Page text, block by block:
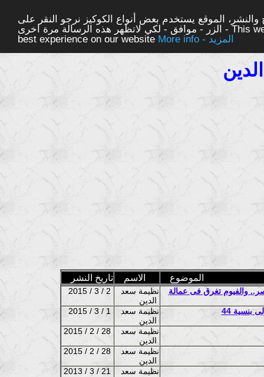
الموقع يستخدم بعض أنواع الكوكيز نرجو النقر على
الزر - موافق - لكي لاتظهر هذه الرسالة مرة اخرى - This website uses cookies to ensure you get the
best experience on our website
More info - المزيد
تاريخ النشر الاسم الموضوع
2015 / 3 / 2
نظيمة سعد
والفيوم تغرق فى عمالة
2015 / 3 / 1
نظيمة سعد
2015 / 2 / 28
نظيمة سعد
2015 / 2 / 28
نظيمة سعد
2013 / 3 / 21
نظيمة سعد